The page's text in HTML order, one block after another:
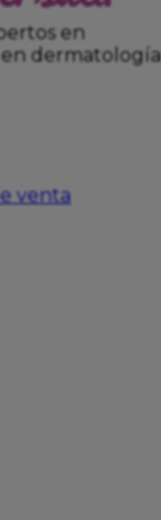
en
en dermatología
venta